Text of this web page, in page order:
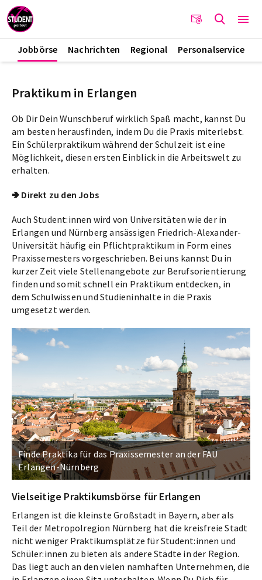
Jobbörse Nachrichten Regional Personalservice
Praktikum in Erlangen
Ob Dir Dein Wunschberuf wirklich Spaß macht, kannst Du
am besten herausfinden, indem Du die Praxis miterlebst.
Ein Schülerpraktikum während der Schulzeit ist eine
Möglichkeit, diesen ersten Einblick in die Arbeitswelt zu
erhalten.
🢂 Direkt zu den Jobs
Auch Student:innen wird von Universitäten wie der in
Erlangen und Nürnberg ansässigen Friedrich-Alexander-
Universität häufig ein Pflichtpraktikum in Form eines
Praxissemesters vorgeschrieben. Bei uns kannst Du in
kurzer Zeit viele Stellenangebote zur Berufsorientierung
finden und somit schnell ein Praktikum entdecken, in
dem Schulwissen und Studieninhalte in die Praxis
umgesetzt werden.
Finde Praktika für das Praxissemester an der FAU
Erlangen-Nürnberg
Vielseitige Praktikumsbörse für Erlangen
Erlangen ist die kleinste Großstadt in Bayern, aber als
Teil der Metropolregion Nürnberg hat die kreisfreie Stadt
nicht weniger Praktikumsplätze für Student:innen und
Schüler:innen zu bieten als andere Städte in der Region.
Das liegt auch an den vielen namhaften Unternehmen, die